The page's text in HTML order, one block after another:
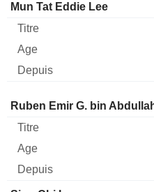
Mun Tat Eddie Lee
Administrateur Titre Age
Ruben Emir G. bin